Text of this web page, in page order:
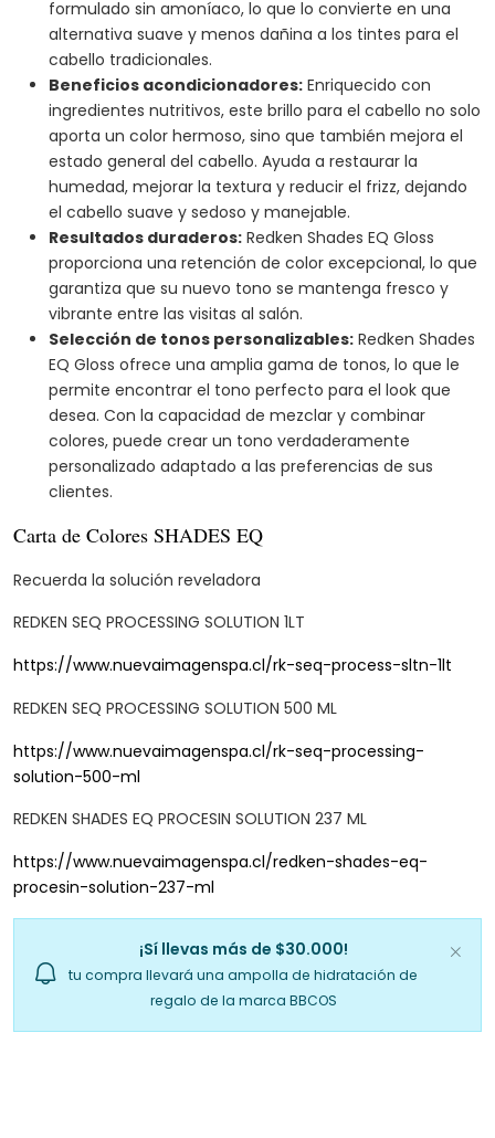
formulado sin amoníaco, lo que lo convierte en una
alternativa suave y menos dañina a los tintes para el
cabello tradicionales.
Beneficios acondicionadores:Enriquecido con
ingredientes nutritivos, este brillo para el cabello no solo
aporta un color hermoso, sino que también mejora el
estado general del cabello. Ayuda a restaurar la
humedad, mejorar la textura y reducir el frizz, dejando
el cabello suave y sedoso y manejable.
Resultados duraderos:Redken Shades EQ Gloss
proporciona una retención de color excepcional, lo que
garantiza que su nuevo tono se mantenga fresco y
vibrante entre las visitas al salón.
Selección de tonos personalizables:Redken Shades
EQ Gloss ofrece una amplia gama de tonos, lo que le
permite encontrar el tono perfecto para el look que
desea. Con la capacidad de mezclar y combinar
colores, puede crear un tono verdaderamente
personalizado adaptado a las preferencias de sus
clientes.
Carta de Colores SHADES EQ
Recuerda la solución reveladora
REDKEN SEQ PROCESSING SOLUTION 1LT
https://www.nuevaimagenspa.cl/rk-seq-process-sltn-1lt
REDKEN SEQ PROCESSING SOLUTION 500 ML
https://www.nuevaimagenspa.cl/rk-seq-processing-
solution-500-ml
REDKEN SHADES EQ PROCESIN SOLUTION 237 ML
https://www.nuevaimagenspa.cl/redken-shades-eq-
procesin-solution-237-ml
¡Sí llevas más de $30.000!
tu compra llevará una ampolla de hidratación de
regalo de la marca BBCOS